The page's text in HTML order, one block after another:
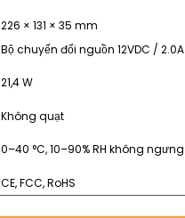
226 × 131 × 35 mm
Bộ chuyển đổi nguồn 12VDC / 2.0A
21,4 W
Không quạt
0–40 °C, 10–90% RH không
CE, FCC, RoHS